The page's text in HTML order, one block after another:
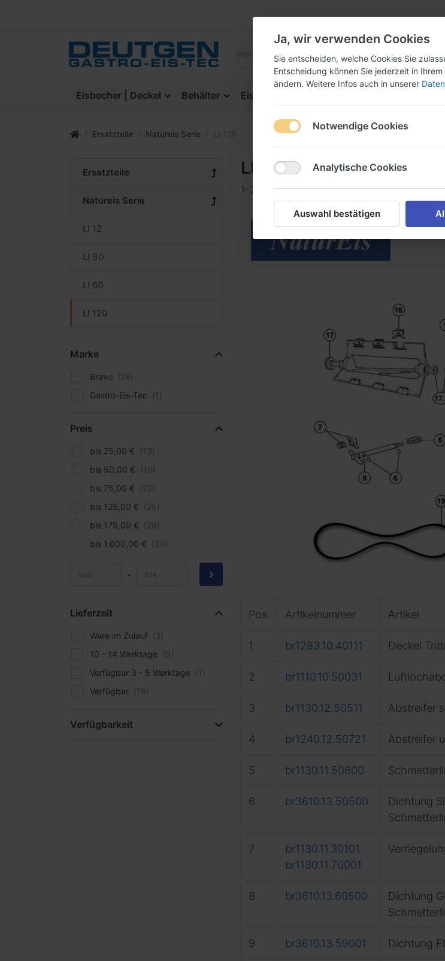
Eisbecher | Deckel Behälter Eislabor
Ersatzteile Natureis Serie LI 120
Ersatzteile
Natureis Serie
LI 12
LI 30
LI 60
LI 120
Marke
Bravo
Gastro-Eis-Tec
Preis
bis 25,00 €
bis 50,00 €
bis 75,00 €
bis 125,00 €
bis 175,00 €
bis 1.000,00 €
-
Lieferzeit
Ware im Zulauf
10 - 14 Werktage
Verfügbar 3 - 5 Werktage
Verfügbar
Verfügbarkeit
LI 120
1-24 von30
Pos. Artikelnummer Artikel
1 br1283.10.40111 Deckel
2 br1110.10.50031
3 br1130.12.50511 Abstreifer
4 br1240.12.50721 Abstreifer
5 br1130.11.50600
6 br3610.13.50500
Dichtung
7
br1130.11.30101
br1130.11.70001
8 br3610.13.60500
Dichtung
9 br3610.13.59001 Dichtung
Ja, wir verwenden Cookies
Sie entscheiden, welche Cookies Sie
Entscheidung können Sie jederzeit in Ihrem
ändern. Weitere Infos auch in unserer
Notwendige Cookies
Analytische Cookies
Auswahl bestätigen